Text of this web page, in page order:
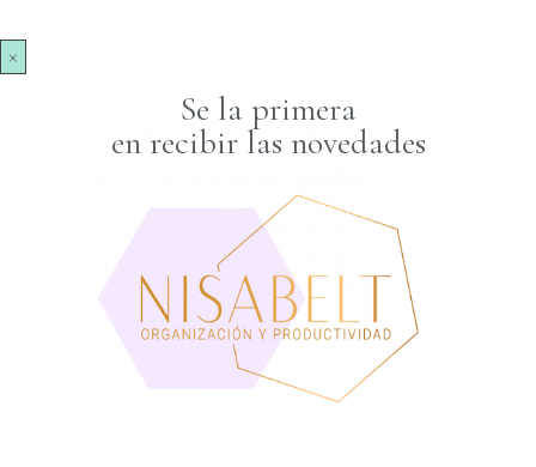
×
Se la primera
en recibir las novedades